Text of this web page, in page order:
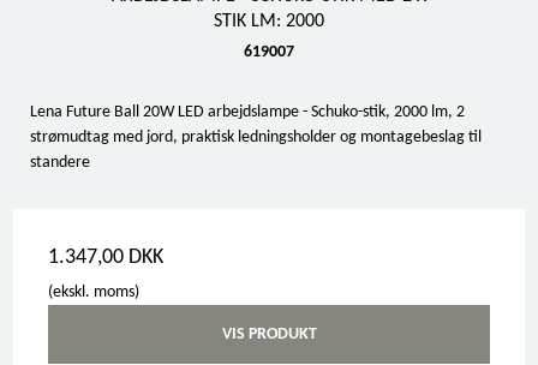
STIK LM: 2000
619007
Lena Future Ball 20W LED arbejdslampe - Schuko-stik, 2000 lm, 2
strømudtag med jord, praktisk ledningsholder og montagebeslag til
standere
1.347,00 DKK
(ekskl. moms)
VIS PRODUKT